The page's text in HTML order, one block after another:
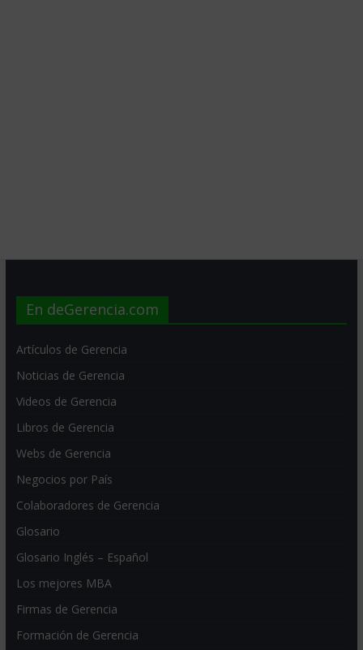
En deGerencia.com
Artículos de Gerencia
Noticias de Gerencia
Videos de Gerencia
Libros de Gerencia
Webs de Gerencia
Negocios por País
Colaboradores de Gerencia
Glosario
Glosario Inglés – Español
Los mejores MBA
Firmas de Gerencia
Formación de Gerencia